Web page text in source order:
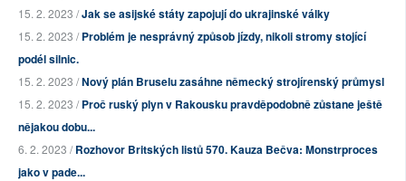
15. 2. 2023 /Jak se asijské státy zapojují do ukrajinské války
15. 2. 2023 /Problém je nesprávný způsob jízdy, nikoli stromy stojící
podél silnic.
15. 2. 2023 /Nový plán Bruselu zasáhne německý strojírenský průmysl
15. 2. 2023 /Proč ruský plyn v Rakousku pravděpodobně zůstane ještě
nějakou dobu...
6. 2. 2023 /Rozhovor Britských listů 570. Kauza Bečva: Monstrproces
jako v pade...